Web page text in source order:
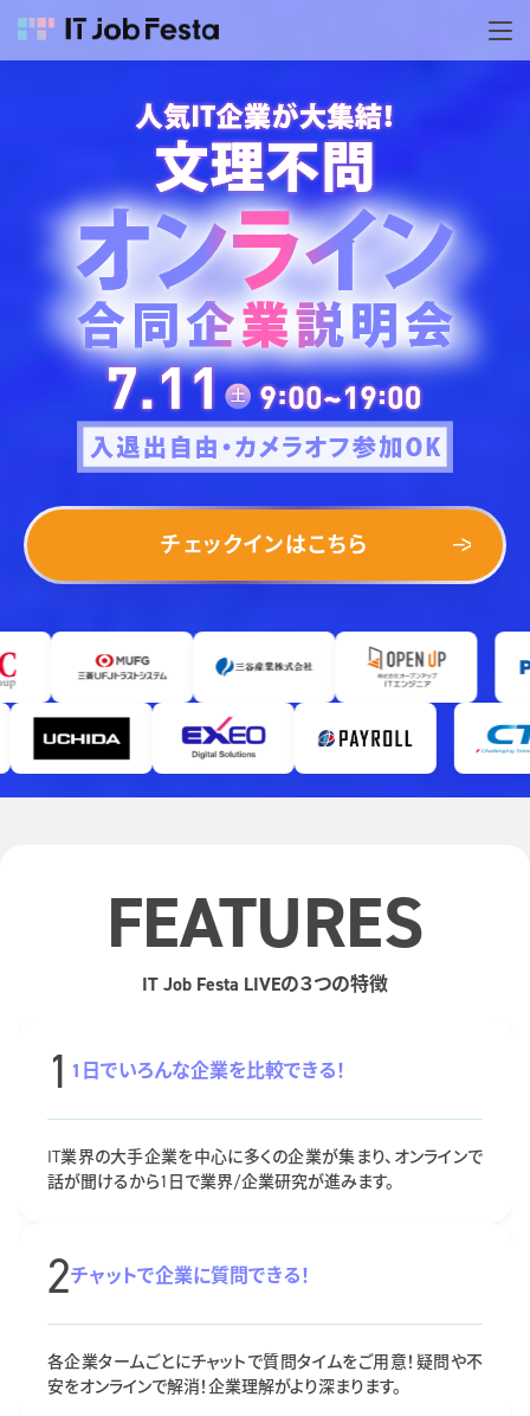
チェックインはこちら
FEATURES
IT Job Festa LIVEの３つの特徴
1 1日でいろんな企業を比較できる！
IT業界の大手企業を中心に多くの企業が集まり、オンラインで
話が聞けるから1日で業界/企業研究が進みます。
2チャットで企業に質問できる！
各企業タームごとにチャットで質問タイムをご用意！疑問や不
安をオンラインで解消！企業理解がより深まります。